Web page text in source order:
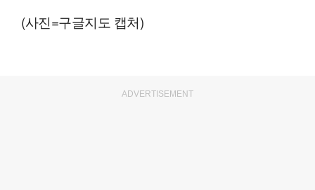
(사진=구글지도 캡처)
ADVERTISEMENT